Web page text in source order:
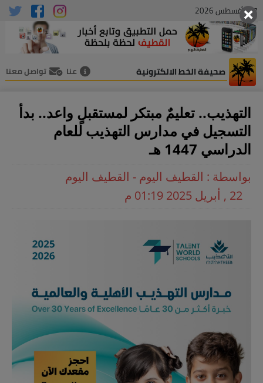
07 , أغسطس 2026
صحيفة الخط الالكترونية عنا تواصل معنا
التهذيب.. تعليمٌ مبتكر لمستقبلٍ واعد.. بدأ
التسجيل في مدارس التهذيب للعام
الدراسي 1447 هـ
بواسطة : القطيف اليوم - القطيف اليوم
22 , أبريل 2025 01:19 م